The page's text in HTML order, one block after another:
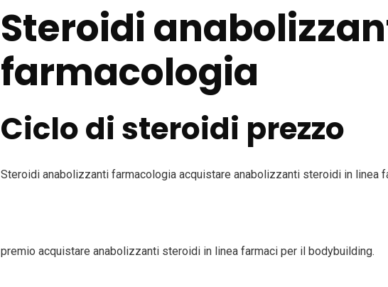
Steroidi
farmacologia
Ciclo di steroidi prezzo
Steroidi anabolizzanti farmacologia acquistare anabolizzanti steroidi in linea
premio acquistare anabolizzanti steroidi in linea farmaci per il bodybuilding.